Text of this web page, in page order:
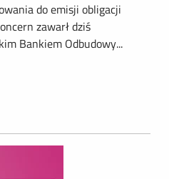
do emisji obligacji
zawarł dziś
Bankiem Odbudowy...